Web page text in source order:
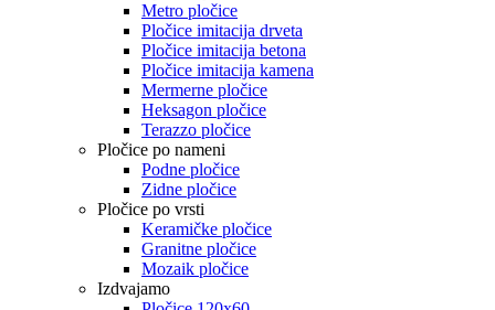
Metro pločice
Pločice imitacija drveta
Pločice imitacija betona
Pločice imitacija kamena
Mermerne pločice
Heksagon pločice
Terazzo pločice
Pločice po nameni
Podne pločice
Zidne pločice
Pločice po vrsti
Keramičke pločice
Granitne pločice
Mozaik pločice
Izdvajamo